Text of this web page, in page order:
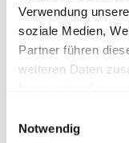
Verwendung
soziale Medien,
Partner führen
weiteren Daten
Notwendig
Die weiteren
aktuellen